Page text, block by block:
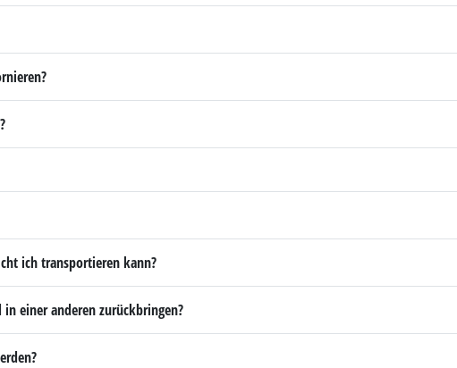
ich transportieren kann?
einer anderen zurückbringen?